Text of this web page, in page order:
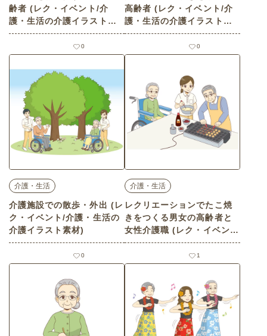
齢者 (レク・イベント/介
護・生活の介護イラスト素
材)
0
高齢者 (レク・イベント/介
護・生活の介護イラスト素
材)
0
介護・生活
介護施設での散歩・外出 (レ
ク・イベント/介護・生活の
介護イラスト素材)
0
介護・生活
レクリエーションでたこ焼
きをつくる男女の高齢者と
女性介護職 (レク・イベン
ト/介護・生活の介護イラス
1